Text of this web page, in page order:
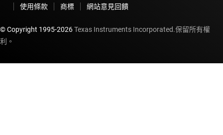
使用條款
商標 網站意見回饋
© Copyright 1995-2026Texas Instruments Incorporated.保留所有權
利。